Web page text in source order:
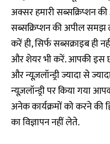
अक्सर हमारी सब्सक्रिप्शन
सब्सक्रिप्शन की अपील
करें ही, सिर्फ सब्सक्राइब ही
और शेयर भी करें. आपकी इस
और न्यूज़लॉन्ड्री ज्यादा से
न्यूज़लॉन्ड्री पर किया गया
अनेक कार्यक्रमों को करने की
का विज्ञापन नहीं लेते.